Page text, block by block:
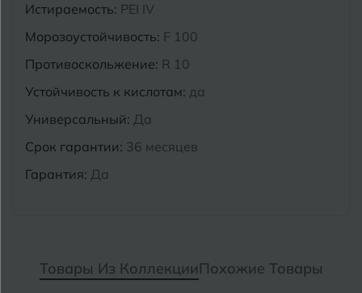
Истираемость: PEI IV
Морозоустойчивость: F 100
Противоскольжение: R 10
Устойчивость к кислотам: да
Универсальный: Да
Срок гарантии: 36 месяцев
Гарантия: Да
Товары Из КоллекцииПохожие Товары